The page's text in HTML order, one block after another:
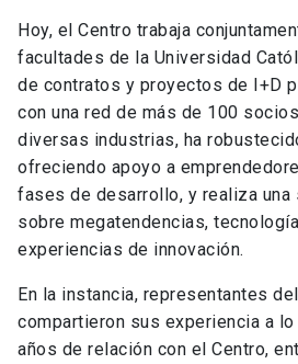
Hoy, el Centro trabaja
facultades de la Universidad
de contratos y proyectos de I+D
con una red de más de 100
diversas industrias, ha
ofreciendo apoyo a
fases de desarrollo, y realiza
sobre megatendencias,
experiencias de innovación.
En la instancia, representantes
compartieron sus experiencia a
años de relación con el Centro,